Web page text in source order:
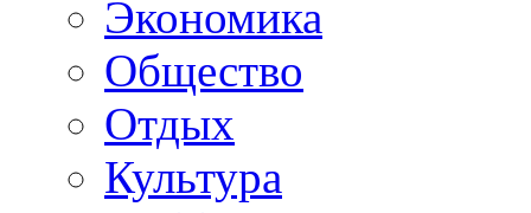
Экономика
Общество
Отдых
Культура